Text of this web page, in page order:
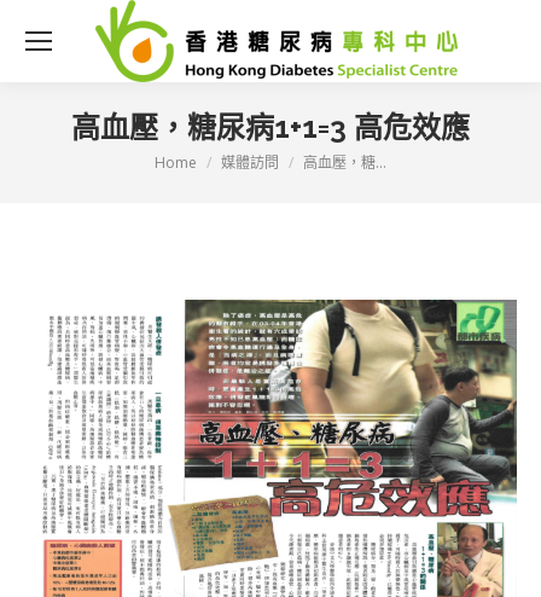
高血壓，糖尿病1+1=3 高危效應
You are here:
Home 媒體訪問 高血壓，糖...